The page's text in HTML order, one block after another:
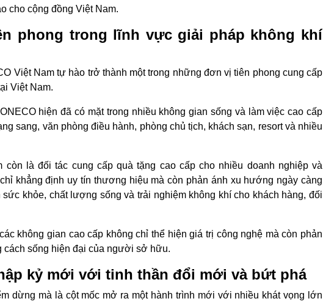
cho cộng đồng Việt Nam.
phong trong lĩnh vực giải pháp không khí
Việt Nam tự hào trở thành một trong những đơn vị tiên phong cung cấp
Việt Nam.
hiện đã có mặt trong nhiều không gian sống và làm việc cao cấp
sang, văn phòng điều hành, phòng chủ tịch, khách sạn, resort và nhiều
còn là đối tác cung cấp quà tặng cao cấp cho nhiều doanh nghiệp và
khẳng định uy tín thương hiệu mà còn phản ánh xu hướng ngày càng
khỏe, chất lượng sống và trải nghiệm không khí cho khách hàng, đối
không gian cao cấp không chỉ thể hiện giá trị công nghệ mà còn phản
cách sống hiện đại của người sở hữu.
kỷ mới với tinh thần đổi mới và bứt phá
dừng mà là cột mốc mở ra một hành trình mới với nhiều khát vọng lớn